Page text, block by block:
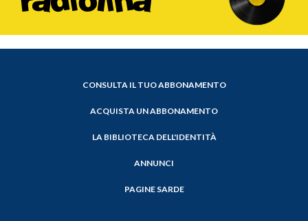
CONSULTA IL TUO ABBONAMENTO
ACQUISTA UN ABBONAMENTO
LA BIBLIOTECA DELL'IDENTITÀ
ANNUNCI
PAGINE SARDE